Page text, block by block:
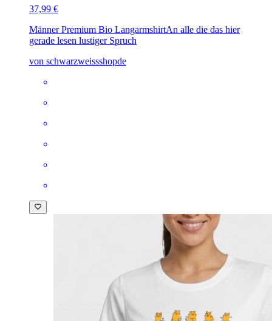
37,99 €
Männer Premium Bio LangarmshirtAn alle die das hier
gerade lesen lustiger Spruch
von schwarzweissshopde